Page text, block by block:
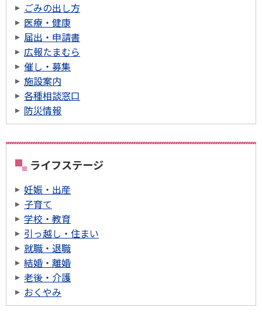
ごみの出し方
医療・健康
届出・申請書
広報たまむら
催し・募集
施設案内
各種相談窓口
防災情報
ライフステージ
妊娠・出産
子育て
学校・教育
引っ越し・住まい
就職・退職
結婚・離婚
老後・介護
おくやみ